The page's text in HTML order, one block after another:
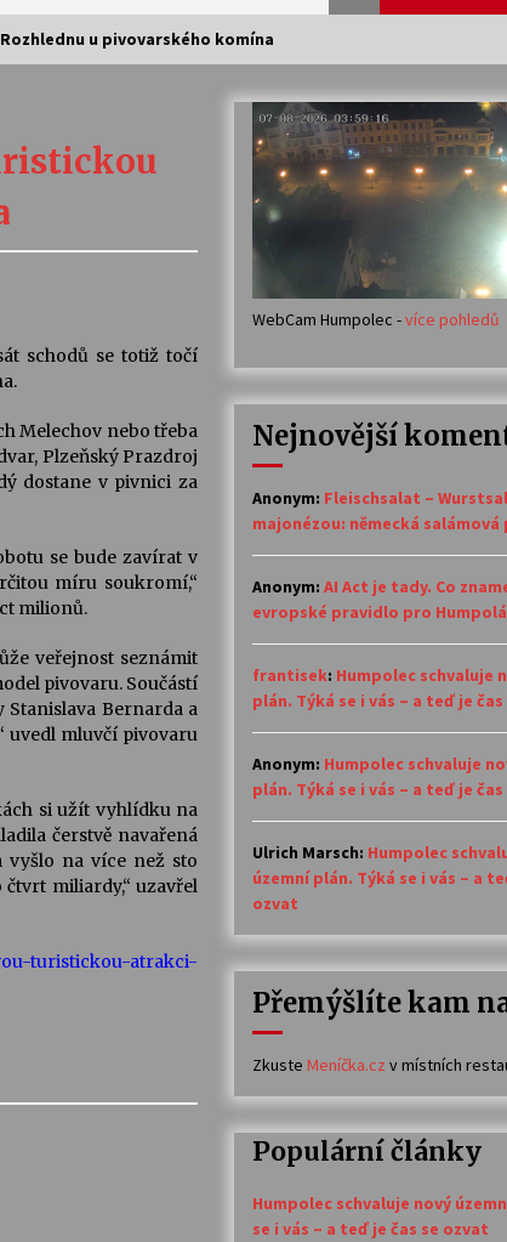
Veselí muzikanti
30. 7. 2026
Votavžatský ploty
23. 7. 2026
14. 7. 2026
Novenka v
30. 6. 2026
u pivovarského komína
schodů se totiž točí
Melechov nebo třeba
Plzeňský Prazdroj
dostane v pivnici za
se bude zavírat v
míru soukromí,“
milionů.
veřejnost seznámit
pivovaru. Součástí
Bernarda a
uvedl mluvčí pivovaru
si užít vyhlídku na
čerstvě navařená
vyšlo na více než sto
čtvrt miliardy,“ uzavřel
turistickou-atrakci-
WebCam Humpolec -více pohledů
Nejnovější
Anonym: Fleischsalat –
majonézou: německá
Anonym: AI Act je tady. Co
evropské pravidlo pro
frantisek: Humpolec schvaluje
plán. Týká se i vás – a teď je
Anonym: Humpolec schvaluje
plán. Týká se i vás – a teď je
Ulrich Marsch: Humpolec
územní plán. Týká se i vás – a
ozvat
Přemýšlíte kam
Zkuste Meníčka.cz v místních
Populární články
Humpolec schvaluje nový
se i vás – a teď je čas se ozvat